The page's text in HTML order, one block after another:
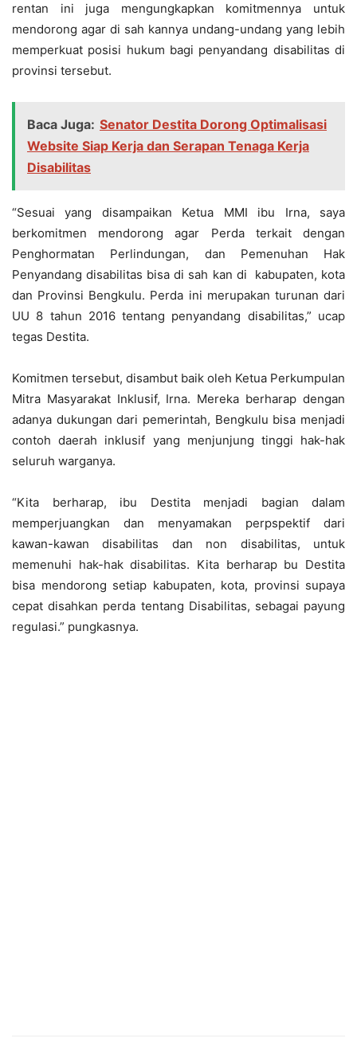
rentan ini juga mengungkapkan komitmennya untuk
mendorong agar di sah kannya undang-undang yang lebih
memperkuat posisi hukum bagi penyandang disabilitas di
provinsi tersebut.
Baca Juga: Senator Destita Dorong Optimalisasi
Website Siap Kerja dan Serapan Tenaga Kerja
Disabilitas
“Sesuai yang disampaikan Ketua MMI ibu Irna, saya
berkomitmen mendorong agar Perda terkait dengan
Penghormatan Perlindungan, dan Pemenuhan Hak
Penyandang disabilitas bisa di sah kan di kabupaten, kota
dan Provinsi Bengkulu. Perda ini merupakan turunan dari
UU 8 tahun 2016 tentang penyandang disabilitas,” ucap
tegas Destita.
Komitmen tersebut, disambut baik oleh Ketua Perkumpulan
Mitra Masyarakat Inklusif, Irna. Mereka berharap dengan
adanya dukungan dari pemerintah, Bengkulu bisa menjadi
contoh daerah inklusif yang menjunjung tinggi hak-hak
seluruh warganya.
“Kita berharap, ibu Destita menjadi bagian dalam
memperjuangkan dan menyamakan perpspektif dari
kawan-kawan disabilitas dan non disabilitas, untuk
memenuhi hak-hak disabilitas. Kita berharap bu Destita
bisa mendorong setiap kabupaten, kota, provinsi supaya
cepat disahkan perda tentang Disabilitas, sebagai payung
regulasi.” pungkasnya.